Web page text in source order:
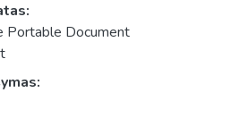
Portable Document